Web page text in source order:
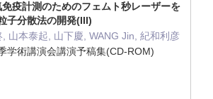
疫計測のためのフェムト秒レーザーを
子分散法の開発(III)
山本泰起, 山下慶, WANG Jin, 紀和利彦
学術講演会講演予稿集(CD-ROM)